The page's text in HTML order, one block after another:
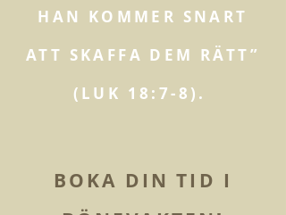
HAN KOMMER SNART
ATT SKAFFA DEM RÄTT”
(LUK 18:7-8).
BOKA DIN TID I